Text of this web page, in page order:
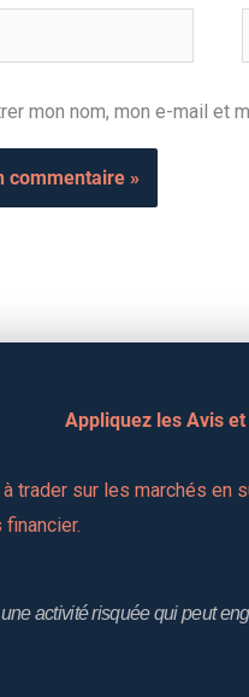
mon nom, mon e-mail et
Appliquez les Avis
trader sur les marchés
activité risquée qui peut